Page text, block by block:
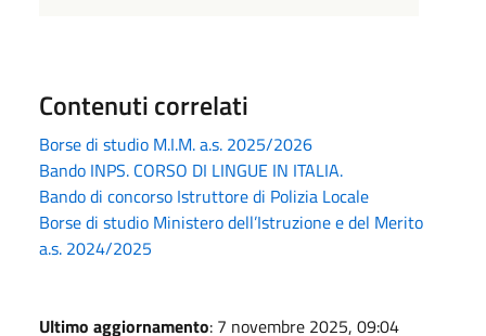
Contenuti correlati
Borse di studio M.I.M. a.s. 2025/2026
Bando INPS. CORSO DI LINGUE IN ITALIA.
Bando di concorso Istruttore di Polizia Locale
Borse di studio Ministero dell’Istruzione e del Merito
a.s. 2024/2025
Ultimo aggiornamento: 7 novembre 2025, 09:04